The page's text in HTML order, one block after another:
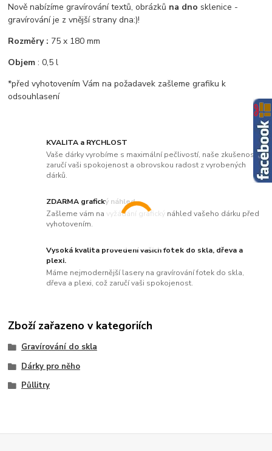
KVALITA a RYCHLOST
Vaše dárky vyrobíme s maximální pečlivostí, naše zkušenosti
zaručí vaši spokojenost a obrovskou radost z vyrobených
dárků.
ZDARMA grafický náhled
Zašleme vám na vyžádání grafický náhled vašeho dárku před
vyhotovením.
Vysoká kvalita provedení vašich fotek do skla, dřeva a
plexi.
Máme nejmodernější lasery na gravírování fotek do skla,
dřeva a plexi, což zaručí vaši spokojenost.
Nově nabízíme gravírování textů, obrázků na dno sklenice -
gravírování je z vnější strany dna:)!
Rozměry : 75 x 180 mm
Objem : 0,5 l
*před vyhotovením Vám na požadavek zašleme grafiku k
odsouhlasení
Zboží zařazeno v kategoriích
Gravírování do skla
Dárky pro něho
Půllitry